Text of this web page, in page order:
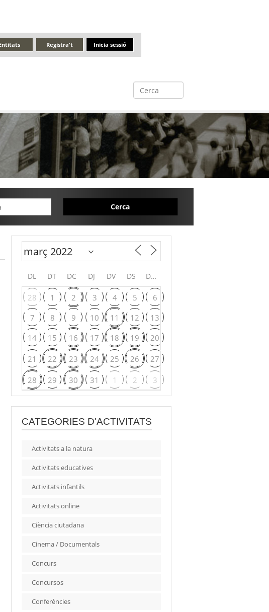
Inicia sessió
Registra't
Cerca
DL DT DC DJ DV DS DG
28 1 2 3 4 5
6
7
8 9 10 11 12
13
14
15 16 17 18 19 20
21 22 23 24 25 26 27
28 29 30 31 1 2 3
CATEGORIES D'ACTIVITATS
Activitats a la natura
Activitats educatives
Activitats infantils
Activitats online
Ciència ciutadana
Cinema / Documentals
Concurs
Concursos
Conferències